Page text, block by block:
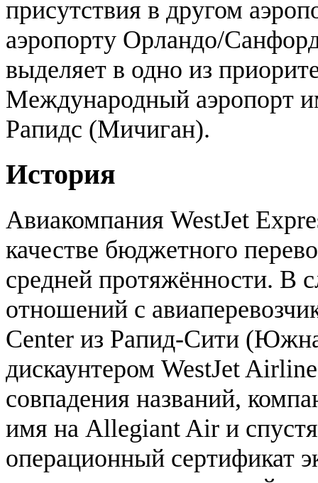
присутствия в другом
аэропорту Орландо/
выделяет в одно из
Международный аэропорт
Рапидс (Мичиган).
История
Авиакомпания WestJet
качестве бюджетного
средней протяжённости. В
отношений с
Center из Рапид-Сити
дискаунтером WestJet
совпадения названий,
имя на Allegiant Air и спустя
операционный сертификат